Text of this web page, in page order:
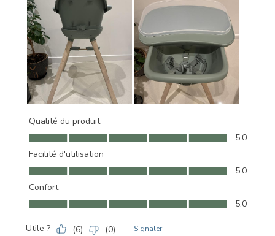
Qualité du produit
Qualité du produit, 5.0 sur 5
5.0
Facilité d'utilisation
Facilité d'utilisation, 5.0 sur 5
5.0
Confort
Confort, 5.0 sur 5
5.0
Utile ? (6) (0) Signaler